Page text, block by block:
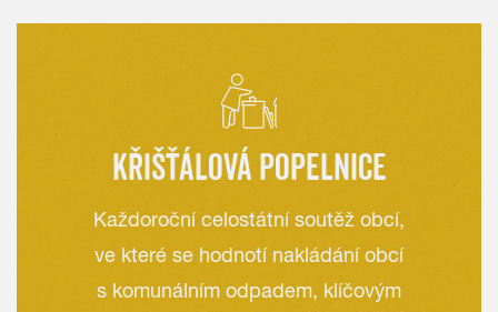
KŘIŠŤÁLOVÁ POPELNICE
Každoroční celostátní soutěž obcí,
ve které se hodnotí nakládání obcí
s komunálním odpadem, klíčovým